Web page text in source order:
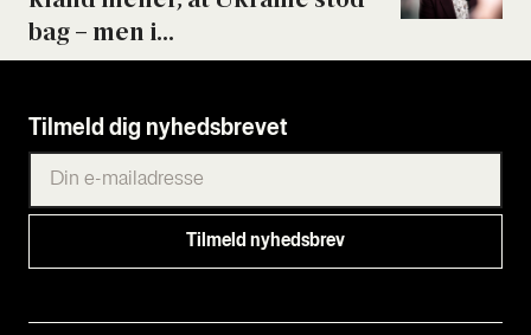
bag – men i...
Tilmeld dig nyhedsbrevet